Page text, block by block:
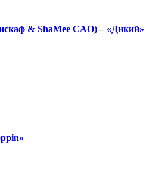
& ShaMee CAO) – «Дикий»